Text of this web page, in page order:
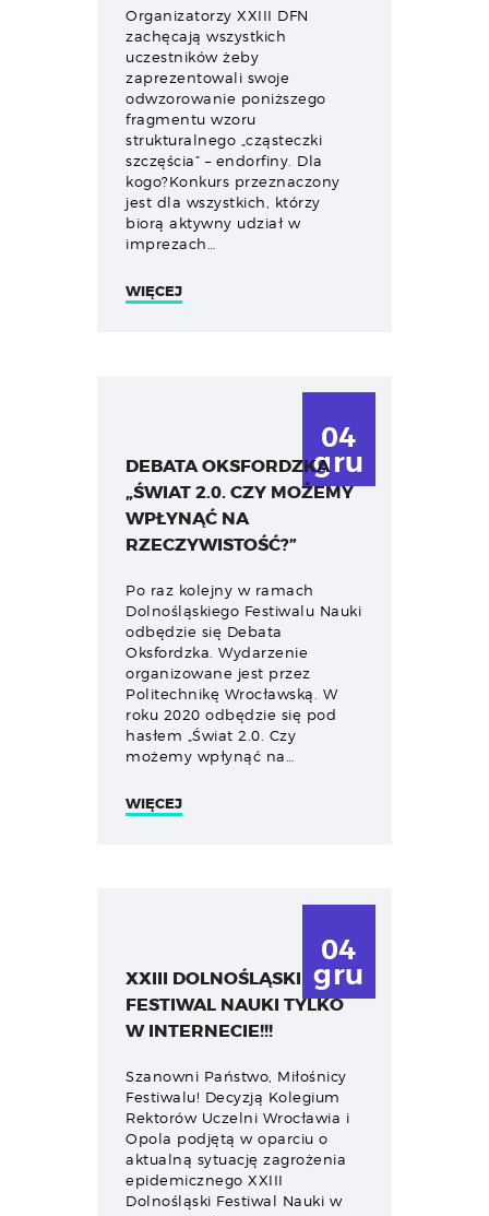
Organizatorzy XXIII DFN
zachęcają wszystkich
uczestników żeby
zaprezentowali swoje
odwzorowanie poniższego
fragmentu wzoru
strukturalnego „cząsteczki
szczęścia” – endorfiny. Dla
kogo?Konkurs przeznaczony
jest dla wszystkich, którzy
biorą aktywny udział w
imprezach…
WIĘCEJ
04
gru
DEBATA OKSFORDZKA
„ŚWIAT 2.0. CZY MOŻEMY
WPŁYNĄĆ NA
RZECZYWISTOŚĆ?”
Po raz kolejny w ramach
Dolnośląskiego Festiwalu Nauki
odbędzie się Debata
Oksfordzka. Wydarzenie
organizowane jest przez
Politechnikę Wrocławską. W
roku 2020 odbędzie się pod
hasłem „Świat 2.0. Czy
możemy wpłynąć na…
WIĘCEJ
04
gru
XXIII DOLNOŚLĄSKI
FESTIWAL NAUKI TYLKO
W INTERNECIE!!!
Szanowni Państwo, Miłośnicy
Festiwalu! Decyzją Kolegium
Rektorów Uczelni Wrocławia i
Opola podjętą w oparciu o
aktualną sytuację zagrożenia
epidemicznego XXIII
Dolnośląski Festiwal Nauki w